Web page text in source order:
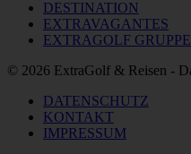
DESTINATION
EXTRAVAGANTES
EXTRAGOLF GRUPPE
© 2026 ExtraGolf & Reisen -
DATENSCHUTZ
KONTAKT
IMPRESSUM